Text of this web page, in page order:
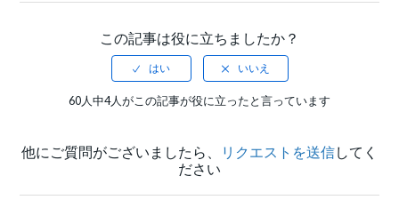
この記事は役に立ちましたか？
60人中4人がこの記事が役に立ったと言っています
他にご質問がございましたら、 リクエストを送信してく
ださい